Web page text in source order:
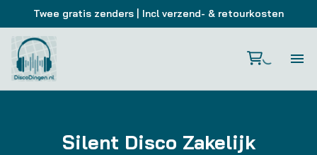
Twee gratis zenders | Incl verzend- & retourkosten
Silent Disco Zakelijk